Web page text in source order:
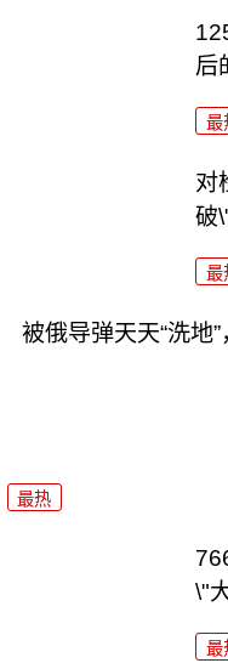
后
最
对
破
最
被俄导弹天天“洗地
最热
\"
最